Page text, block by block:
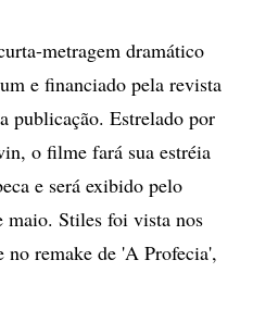
metragem dramático
e financiado pela revista
publicação. Estrelado por
o filme fará sua estréia
e será exibido pelo
maio. Stiles foi vista nos
no remake de 'A Profecia',